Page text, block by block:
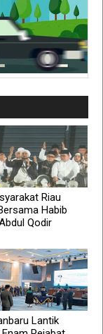
Riau
Habib
Qodir
Lantik